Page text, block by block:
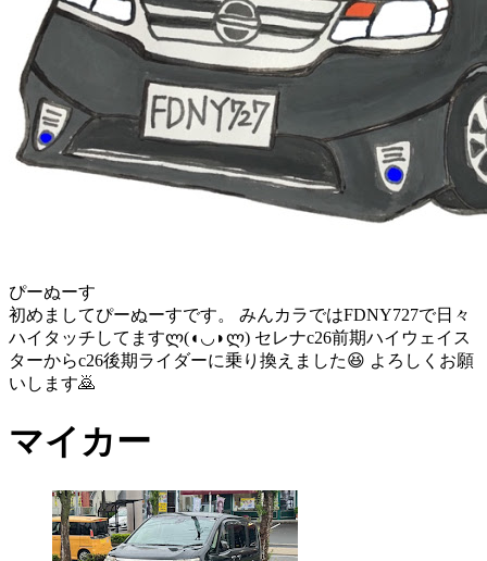
ぴーぬーす
初めましてぴーぬーすです。 みんカラではFDNY727で日々
ハイタッチしてますლ(◖◡◗ლ) セレナc26前期ハイウェイス
ターからc26後期ライダーに乗り換えました😆 よろしくお願
いします🙇
マイカー